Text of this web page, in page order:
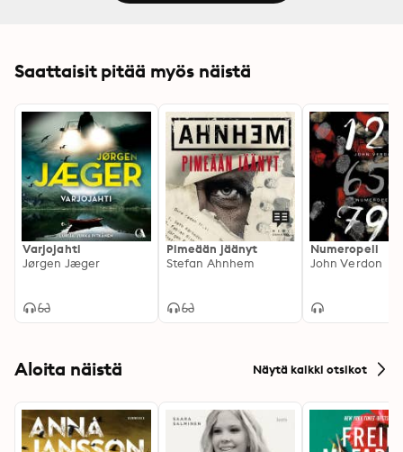
Saattaisit pitää myös näistä
Varjojahti
Jørgen Jæger
Pimeään jäänyt
Stefan Ahnhem
Numeropeli
John Verdon
Aloita näistä Näytä kaikki otsikot